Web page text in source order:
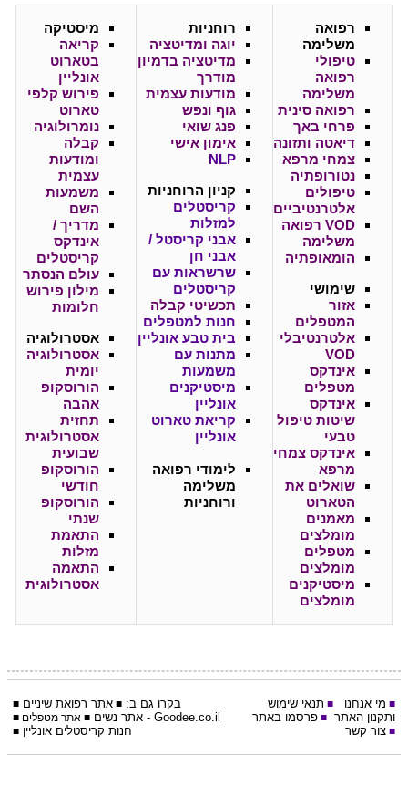
רפואה
משלימה
טיפולי
רפואה
משלימה
רפואה סינית
פרחי באך
דיאטה ותזונה
צמחי מרפא
נטורופתיה
טיפולים
אלטרנטיביים
VOD רפואה
משלימה
הומאופתיה
שימושי
אזור
המטפלים
אלטרנטיבלי
VOD
אינדקס
מטפלים
אינדקס
שיטות טיפול
טבעי
אינדקס צמחי
מרפא
שואלים את
הטארוט
מאמנים
מומלצים
מטפלים
מומלצים
מיסטיקנים
מומלצים
רוחניות
יוגה ומדיטציה
מדיטציה בדמיון
מודרך
מודעות עצמית
גוף ונפש
פנג שואי
אימון אישי
NLP
קניון הרוחניות
קריסטלים
למזלות
אבני קריסטל /
אבני חן
שרשראות עם
קריסטלים
תכשיטי קבלה
חנות למטפלים
בית טבע אונליין
מתנות עם
משמעות
מיסטיקנים
אונליין
קריאת טארוט
אונליין
לימודי רפואה
משלימה
ורוחניות
מיסטיקה
קריאה
בטארוט
אונליין
פירוש קלפי
טארוט
נומרולוגיה
קבלה
ומודעות
עצמית
משמעות
השם
מדריך /
אינדקס
קריסטלים
עולם הנסתר
מילון פירוש
חלומות
אסטרולוגיה
אסטרולוגיה
יומית
הורוסקופ
אהבה
תחזית
אסטרולוגית
שבועית
הורוסקופ
חודשי
הורוסקופ
שנתי
התאמת
מזלות
התאמה
אסטרולוגית
■ מי אנחנו ■ תנאי שימוש
ותקנון האתר ■ פרסמו באתר
■ צור קשר
בקרו גם ב: ■ אתר רפואת שיניים ■
Goodee.co.il - אתר נשים ■ אתר מטפלים ■
חנות קריסטלים אונליין ■